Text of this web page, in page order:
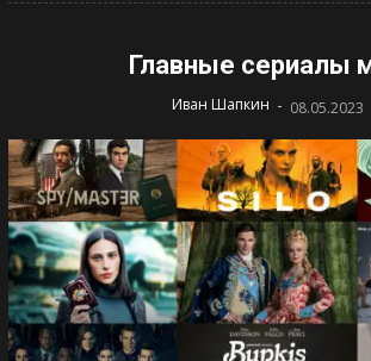
Главные сериалы
Иван Шапкин - 08.05.2023